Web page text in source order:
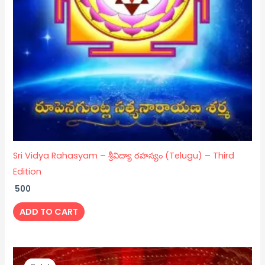
Sri Vidya Rahasyam – శ్రీవిద్యా రహస్యం (Telugu) – Third
Edition
500
ADD TO CART
Original
price
Current
price